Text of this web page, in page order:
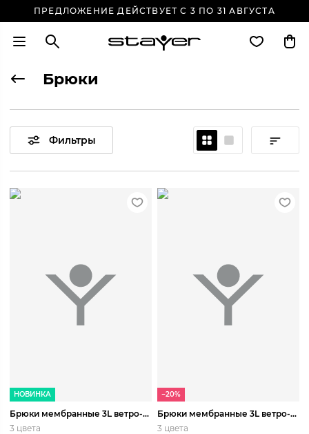
ПРЕДЛОЖЕНИЕ ДЕЙСТВУЕТ С 3 ПО 31 АВГУСТА
Брюки
Фильтры
НОВИНКА
Брюки мембранные 3L ветро-влагозащитные Катунь
3 цвета
−20%
Брюки мембранные 3L ветро-влагозащитные Катунь
3 цвета